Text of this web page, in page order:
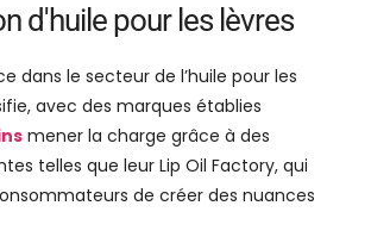
d'huile pour les lèvres
dans le secteur de l’huile pour les
avec des marques établies
mener la charge grâce à des
telles que leur Lip Oil Factory, qui
de créer des nuances